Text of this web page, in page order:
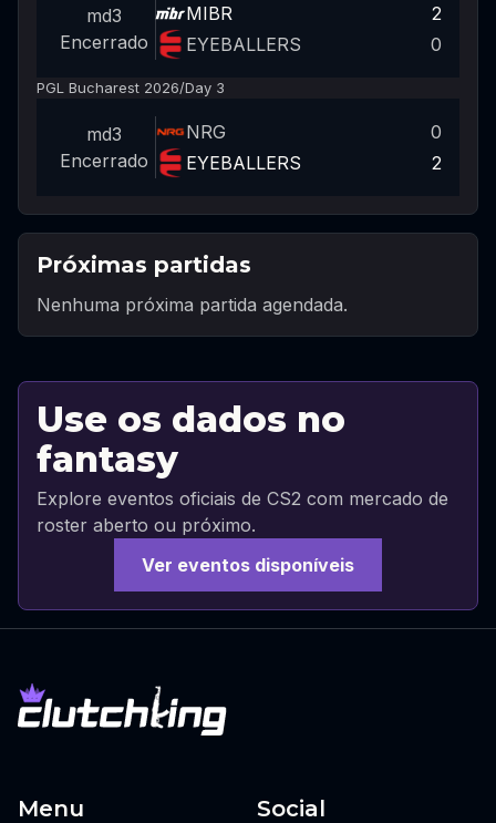
md3
Encerrado
MIBR
2
EYEBALLERS
0
PGL Bucharest 2026/Day 3
md3
Encerrado
NRG
0
EYEBALLERS
2
Próximas partidas
Nenhuma próxima partida agendada.
Use os dados no
fantasy
Explore eventos oficiais de CS2 com mercado de
roster aberto ou próximo.
Ver eventos disponíveis
Menu Social